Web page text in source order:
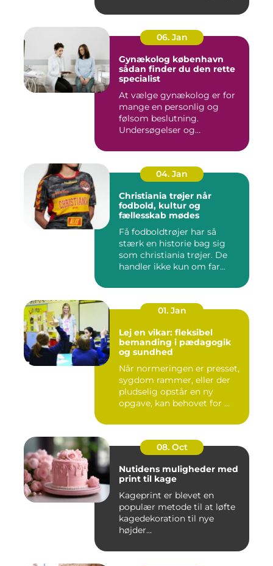
06. Jan
Gynækolog københavn
sådan finder du den rette
specialist
At vælge gynækolog er for
mange en personlig og
følsom beslutning.
Undersøgelser og
04. Jan
Christiania trøjer når
fodbold, kultur og
fællesskab mødes
Få fodboldtrøjer har så
stærk en historie bag sig
som christiania trøjer. De
handler ikke kun om far...
01. Jan
Lej en vikar: fleksibel
bemanding i pædagogik
og sundhed
Når normeringen er presset,
sygdom rammer, eller der
pludselig opstår en ny
opgave, kan behovet for ...
08. Oct
Nutidens muligheder med
print til kage
Kageprint er blevet en
populær metode til at løfte
kagedekoration til nye
højder...